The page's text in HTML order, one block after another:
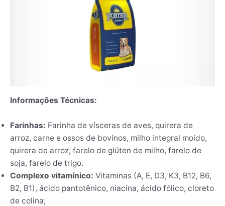
Informações Técnicas:
Farinhas: Farinha de vísceras de aves, quirera de
arroz, carne e ossos de bovinos, milho integral moído,
quirera de arroz, farelo de glúten de milho, farelo de
soja, farelo de trigo.
Complexo vitamínico: Vitaminas (A, E, D3, K3, B12, B6,
B2, B1), ácido pantotênico, niacina, ácido fólico, cloreto
de colina;